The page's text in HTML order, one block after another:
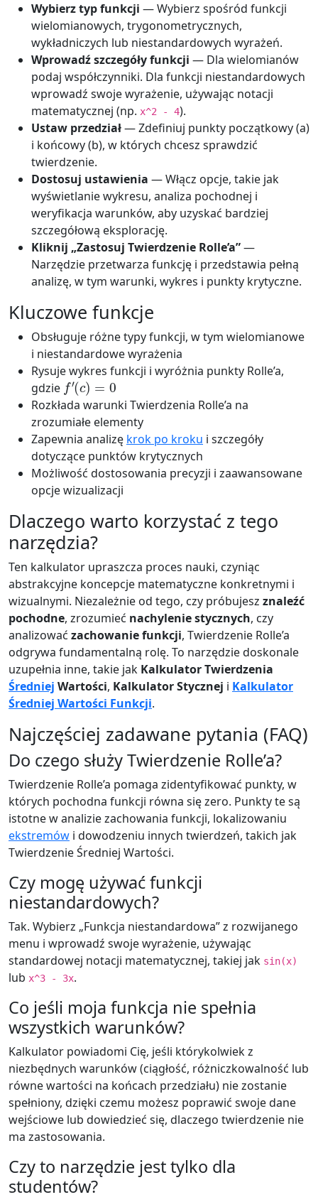
Wybierz typ funkcji — Wybierz spośród funkcji
wielomianowych, trygonometrycznych,
wykładniczych lub niestandardowych wyrażeń.
Wprowadź szczegóły funkcji — Dla wielomianów
podaj współczynniki. Dla funkcji niestandardowych
wprowadź swoje wyrażenie, używając notacji
matematycznej (np. x^2 - 4).
Ustaw przedział— Zdefiniuj punkty początkowy (a)
i końcowy (b), w których chcesz sprawdzić
twierdzenie.
Dostosuj ustawienia — Włącz opcje, takie jak
wyświetlanie wykresu, analiza pochodnej i
weryfikacja warunków, aby uzyskać bardziej
szczegółową eksplorację.
Kliknij „Zastosuj Twierdzenie Rolle’a”—
Narzędzie przetwarza funkcję i przedstawia pełną
analizę, w tym warunki, wykres i punkty krytyczne.
Kluczowe funkcje
Obsługuje różne typy funkcji, w tym wielomianowe
i niestandardowe wyrażenia
Rysuje wykres funkcji i wyróżnia punkty Rolle’a,
gdzie
f′(c)=0
Rozkłada warunki Twierdzenia Rolle’a na
zrozumiałe elementy
Zapewnia analizę krok po kroku i szczegóły
dotyczące punktów krytycznych
Możliwość dostosowania precyzji i zaawansowane
opcje wizualizacji
Dlaczego warto korzystać z tego
narzędzia?
Ten kalkulator upraszcza proces nauki, czyniąc
abstrakcyjne koncepcje matematyczne konkretnymi i
wizualnymi. Niezależnie od tego, czy próbujesz znaleźć
pochodne, zrozumieć nachylenie stycznych, czy
analizować zachowanie funkcji, Twierdzenie Rolle’a
odgrywa fundamentalną rolę. To narzędzie doskonale
uzupełnia inne, takie jak Kalkulator Twierdzenia
Średniej Wartości, Kalkulator Stycznej i Kalkulator
Średniej Wartości Funkcji.
Najczęściej zadawane pytania (FAQ)
Do czego służy Twierdzenie Rolle’a?
Twierdzenie Rolle’a pomaga zidentyfikować punkty, w
których pochodna funkcji równa się zero. Punkty te są
istotne w analizie zachowania funkcji, lokalizowaniu
ekstremów i dowodzeniu innych twierdzeń, takich jak
Twierdzenie Średniej Wartości.
Czy mogę używać funkcji
niestandardowych?
Tak. Wybierz „Funkcja niestandardowa” z rozwijanego
menu i wprowadź swoje wyrażenie, używając
standardowej notacji matematycznej, takiej jak sin(x)
lub x^3 - 3x.
Co jeśli moja funkcja nie spełnia
wszystkich warunków?
Kalkulator powiadomi Cię, jeśli którykolwiek z
niezbędnych warunków (ciągłość, różniczkowalność lub
równe wartości na końcach przedziału) nie zostanie
spełniony, dzięki czemu możesz poprawić swoje dane
wejściowe lub dowiedzieć się, dlaczego twierdzenie nie
ma zastosowania.
Czy to narzędzie jest tylko dla
studentów?